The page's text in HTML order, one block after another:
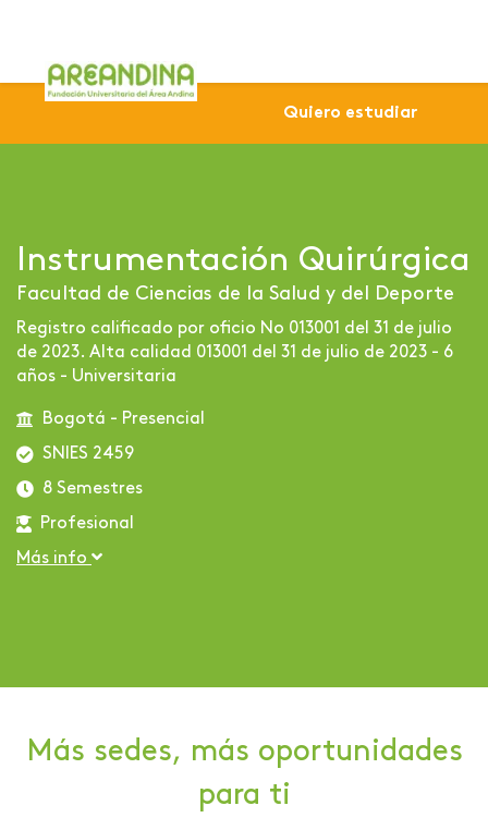
Sede Bogotá Instrumentación
Instrumentación Quirúrgica
Facultad de Ciencias de la Salud y del Deporte
Registro calificado por oficio No 013001 del 31 de julio
de 2023. Alta calidad 013001 del 31 de julio de 2023 - 6
años - Universitaria
Bogotá - Presencial
SNIES 2459
8 Semestres
Profesional
Más info
Más sedes, más oportunidades
para ti
Quiero estudiar